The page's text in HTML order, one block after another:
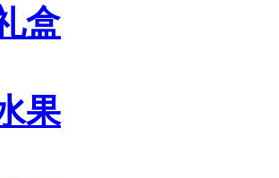
盒
果